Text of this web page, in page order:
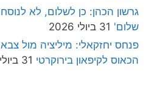
גרשון הכהן: כן לשלום, לא
שלום' 31 ביולי 2026
פנחס יחזקאלי: מיליציה מול
הכאוס לקיפאון בירוקרטי 31 ביולי 2026